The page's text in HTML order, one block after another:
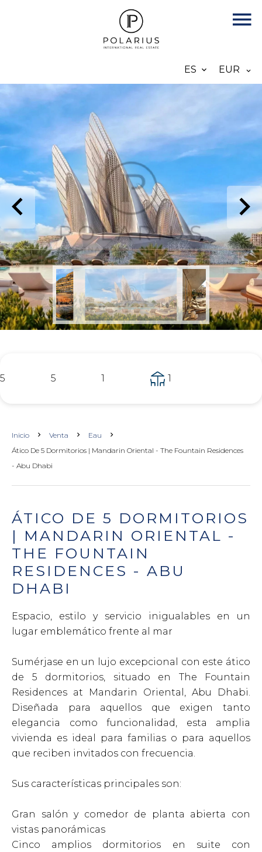
ES EUR
5 5 1 1
Inicio Venta
Eau
Ático De 5 Dormitorios | Mandarin Oriental - The Fountain Residences
- Abu Dhabi
ÁTICO DE 5 DORMITORIOS
| MANDARIN ORIENTAL -
THE FOUNTAIN
RESIDENCES - ABU
DHABI
Espacio, estilo y servicio inigualables en un
lugar emblemático frente al mar
Sumérjase en un lujo excepcional con este ático
de 5 dormitorios, situado en The Fountain
Residences at Mandarin Oriental, Abu Dhabi.
Diseñada para aquellos que exigen tanto
elegancia como funcionalidad, esta amplia
vivienda es ideal para familias o para aquellos
que reciben invitados con frecuencia.
Sus características principales son:
Gran salón y comedor de planta abierta con
vistas panorámicas
Cinco amplios dormitorios en suite con